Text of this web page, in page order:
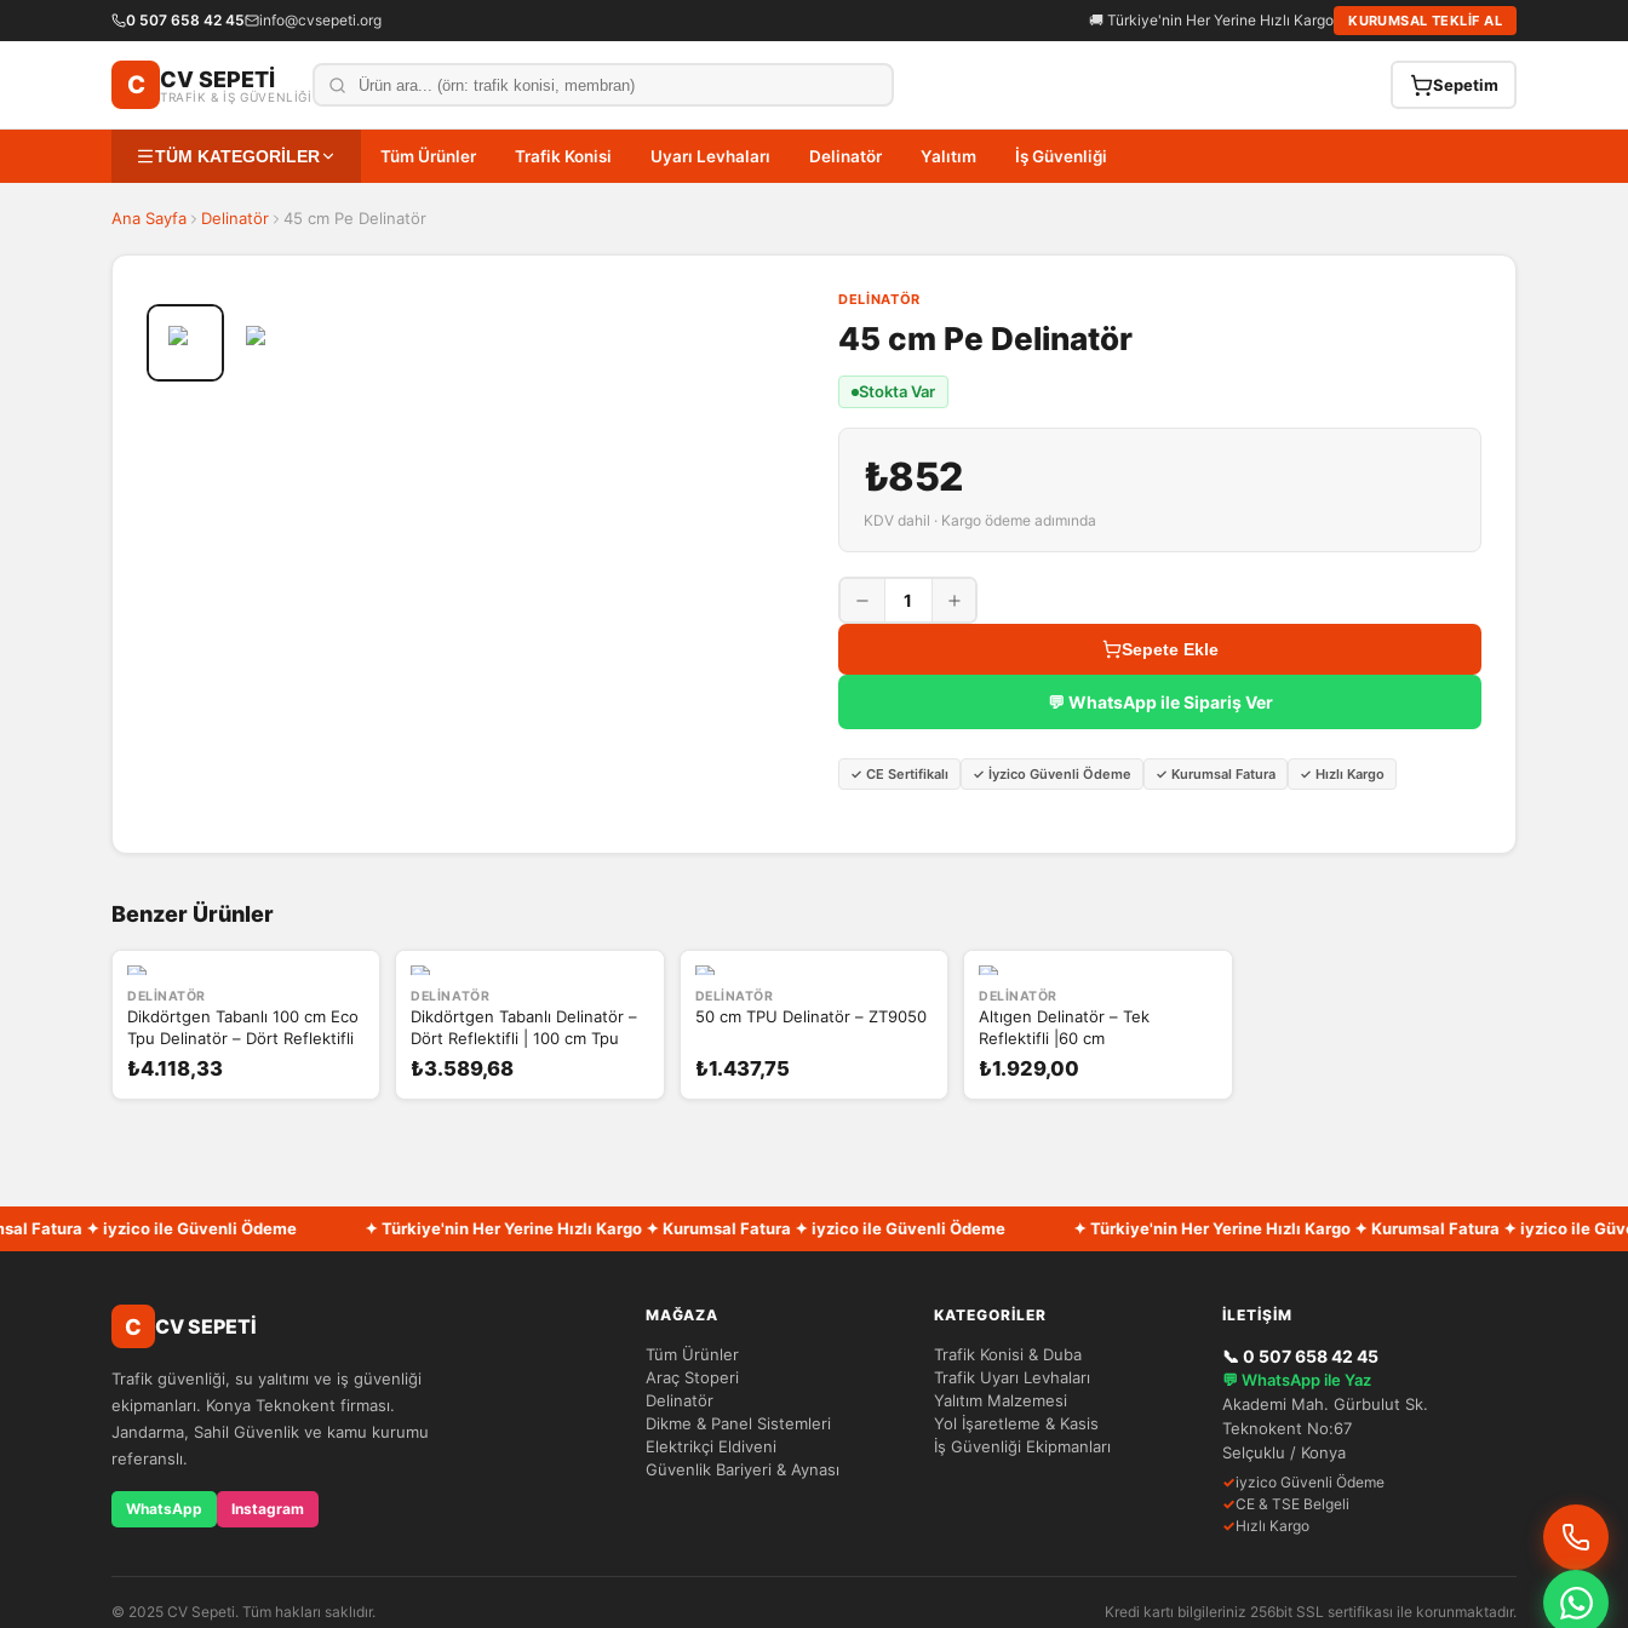
0 507 658 42 45 info@cvsepeti.org 🚚 Türkiye'nin Her Yerine Hızlı Kargo KURUMSAL TEKLİF AL
C CV SEPETİ
TRAFİK & İŞ GÜVENLİĞİ
Sepetim
TÜM KATEGORİLER Tüm Ürünler Trafik Konisi Uyarı Levhaları Delinatör Yalıtım İş Güvenliği
Ana Sayfa Delinatör 45 cm Pe Delinatör
DELINATÖR
45 cm Pe Delinatör
Stokta Var
₺852
KDV dahil · Kargo ödeme adımında
1
Sepete Ekle
💬 WhatsApp ile Sipariş Ver
✓ CE Sertifikalı ✓ İyzico Güvenli Ödeme ✓ Kurumsal Fatura ✓ Hızlı Kargo
Benzer Ürünler
DELINATÖR
Dikdörtgen Tabanlı 100 cm Eco
Tpu Delinatör – Dört Reflektifli
₺4.118,33
DELINATÖR
Dikdörtgen Tabanlı Delinatör –
Dört Reflektifli | 100 cm Tpu
₺3.589,68
DELINATÖR
50 cm TPU Delinatör – ZT9050
₺1.437,75
DELINATÖR
Altıgen Delinatör – Tek
Reflektifli |60 cm
₺1.929,00
✦ iyzico ile Güvenli Ödeme ✦ Türkiye'nin Her Yerine Hızlı Kargo ✦ Kurumsal Fatura ✦ iyzico ile Güvenli Ödeme ✦ Türkiye'nin Her Yerine Hızlı Kargo ✦ Kurumsal Fatura ✦ iyzico ile Güvenli
C CV SEPETİ
Trafik güvenliği, su yalıtımı ve iş güvenliği
ekipmanları. Konya Teknokent firması.
Jandarma, Sahil Güvenlik ve kamu kurumu
referanslı.
WhatsApp Instagram
MAĞAZA
Tüm Ürünler
Araç Stoperi
Delinatör
Dikme & Panel Sistemleri
Elektrikçi Eldiveni
Güvenlik Bariyeri & Aynası
KATEGORILER
Trafik Konisi & Duba
Trafik Uyarı Levhaları
Yalıtım Malzemesi
Yol İşaretleme & Kasis
İş Güvenliği Ekipmanları
İLETIŞIM
📞 0 507 658 42 45
💬 WhatsApp ile Yaz
Akademi Mah. Gürbulut Sk.
Teknokent No:67
Selçuklu / Konya
✓iyzico Güvenli Ödeme
✓CE & TSE Belgeli
✓Hızlı Kargo
© 2025 CV Sepeti. Tüm hakları saklıdır. Kredi kartı bilgileriniz 256bit SSL sertifikası ile korunmaktadır.